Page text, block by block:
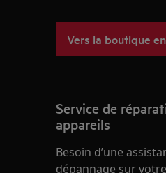
Vers la boutique
Service de
appareils
Besoin d’une
dépannage sur